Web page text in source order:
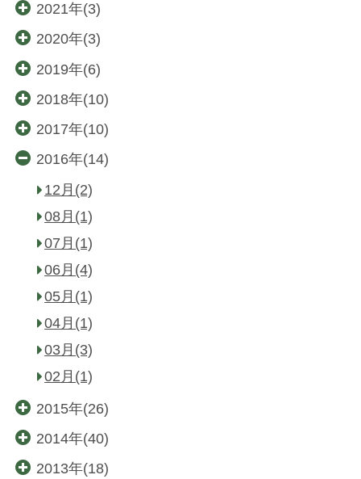
2021年(3)
2020年(3)
2019年(6)
2018年(10)
2017年(10)
2016年(14)
12月(2)
08月(1)
07月(1)
06月(4)
05月(1)
04月(1)
03月(3)
02月(1)
2015年(26)
2014年(40)
2013年(18)